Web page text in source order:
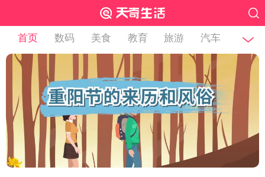
首页 数码 美食 教育 旅游 汽车